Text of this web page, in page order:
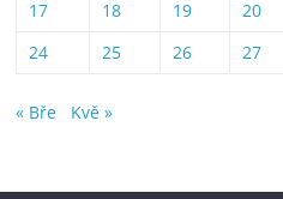
17
18 19 20
24
25 26 27
« Bře Kvě »